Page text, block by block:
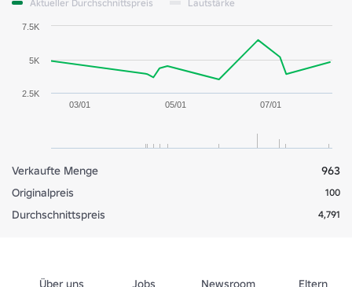
Aktueller Durchschnittspreis Lautstärke
03/01 05/01 07/01
2.5K
5K
7.5K
Verkaufte Menge
963
Originalpreis
100
Durchschnittspreis 4,791
Über uns Jobs Newsroom Eltern